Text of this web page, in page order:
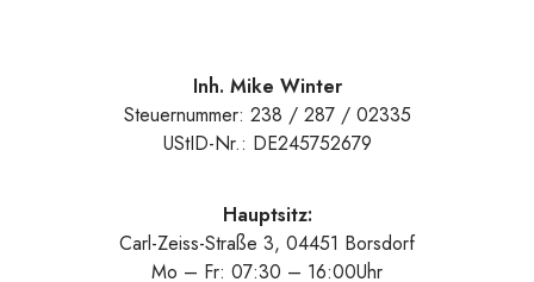
Inh. Mike Winter
Steuernummer: 238 / 287 / 02335
UStID-Nr.: DE245752679
Hauptsitz:
Carl-Zeiss-Straße 3, 04451 Borsdorf
Mo – Fr: 07:30 – 16:00Uhr